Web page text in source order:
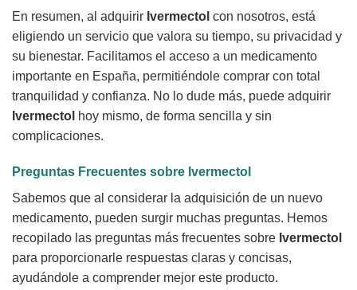
En resumen, al adquirir Ivermectol con nosotros, está
eligiendo un servicio que valora su tiempo, su privacidad y
su bienestar. Facilitamos el acceso a un medicamento
importante en España, permitiéndole comprar con total
tranquilidad y confianza. No lo dude más, puede adquirir
Ivermectol hoy mismo, de forma sencilla y sin
complicaciones.
Preguntas Frecuentes sobre Ivermectol
Sabemos que al considerar la adquisición de un nuevo
medicamento, pueden surgir muchas preguntas. Hemos
recopilado las preguntas más frecuentes sobre Ivermectol
para proporcionarle respuestas claras y concisas,
ayudándole a comprender mejor este producto.